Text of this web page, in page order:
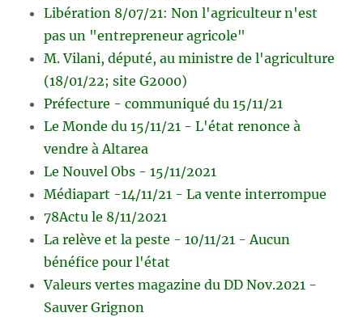
Libération 8/07/21: Non l'agriculteur n'est
pas un "entrepreneur agricole"
M. Vilani, député, au ministre de l'agriculture
(18/01/22; site G2000)
Préfecture - communiqué du 15/11/21
Le Monde du 15/11/21 - L'état renonce à
vendre à Altarea
Le Nouvel Obs - 15/11/2021
Médiapart -14/11/21 - La vente interrompue
78Actu le 8/11/2021
La relève et la peste - 10/11/21 - Aucun
bénéfice pour l'état
Valeurs vertes magazine du DD Nov.2021 -
Sauver Grignon